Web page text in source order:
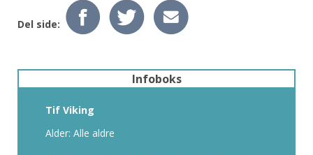
Del side:
Infoboks
Tif Viking
Alder: Alle aldre